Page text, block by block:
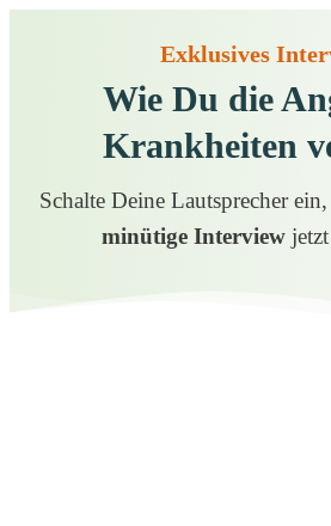
Exklusives
Wie Du die
Krankheiten
Schalte Deine Lautsprecher
minütige Interview